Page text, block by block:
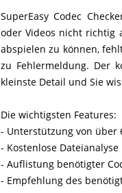
SuperEasy Codec
oder Videos nicht richtig
abspielen zu können,
zu Fehlermeldung. Der
kleinste Detail und Sie
Die wichtigsten Features:
- Unterstützung von über
- Kostenlose Dateianalyse
- Auflistung benötigter
- Empfehlung des